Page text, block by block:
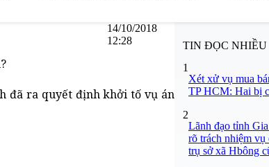
14/10/2018
12:28
đã ra quyết định khởi tố vụ án
TIN ĐỌC NHIỀU
1
Xét xử vụ mua
TP HCM: Hai bị
2
Lãnh đạo tỉnh
rõ trách nhiệm vụ
trụ sở xã Hbông